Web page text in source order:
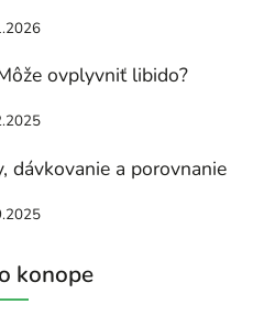
ovplyvniť libido?
dávkovanie a porovnanie
konope